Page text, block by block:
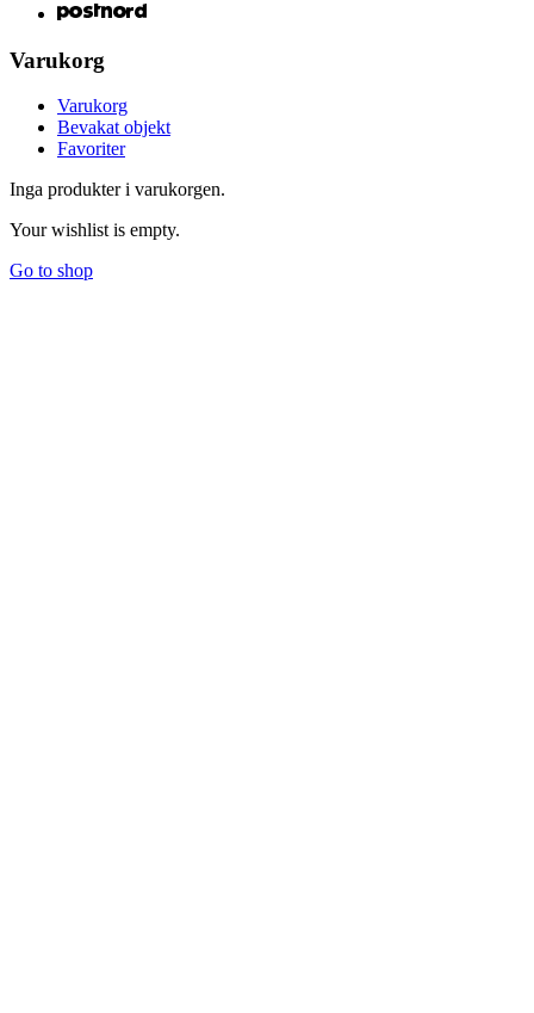
Varukorg
Varukorg
Bevakat objekt
Favoriter
Inga produkter i varukorgen.
Your wishlist is empty.
Go to shop